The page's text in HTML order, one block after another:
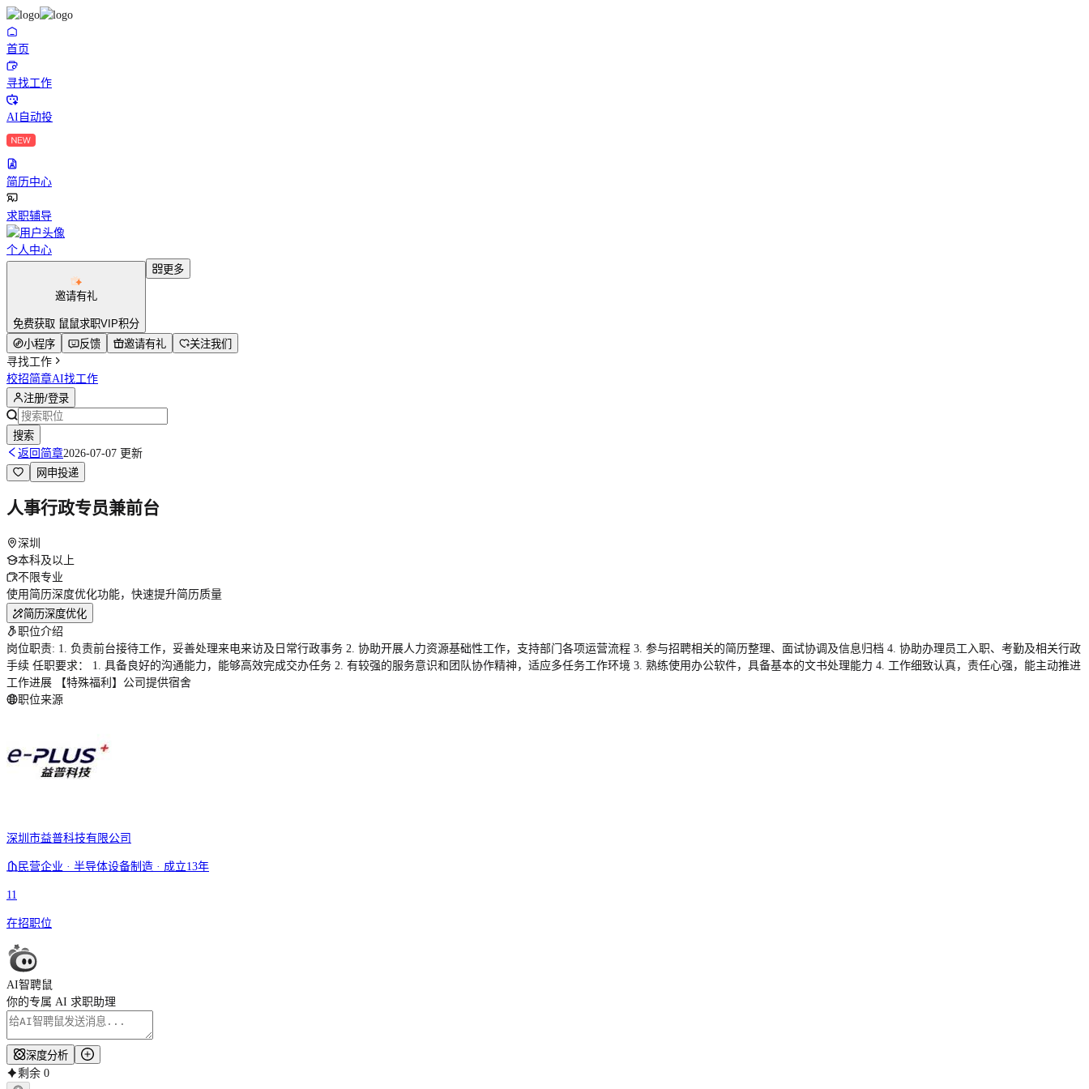
首页
寻找工作
AI自动投
简历中心
求职辅导
个人中心
邀请有礼
免费获取 鼠鼠求职VIP积分
更多
小程序 反馈 邀请有礼
关注我们
寻找工作
校招简章AI找工作
注册/登录
搜索
返回简章2026-07-07 更新
网申投递
人事行政专员兼前台
深圳
本科及以上
不限专业
使用简历深度优化功能，快速提升简历质量
简历深度优化
职位介绍
岗位职责: 1. 负责前台接待工作，妥善处理来电来访及日常行政事务 2. 协助开展人力资源基础性工作，支持部门各项运营流程 3. 参与招聘相关的简历整理、面试协调及信息归档 4. 协助办理员工入职、考勤及相关行政
手续 任职要求： 1. 具备良好的沟通能力，能够高效完成交办任务 2. 有较强的服务意识和团队协作精神，适应多任务工作环境 3. 熟练使用办公软件，具备基本的文书处理能力 4. 工作细致认真，责任心强，能主动推进
工作进展 【特殊福利】公司提供宿舍
职位来源
深圳市益普科技有限公司
民营企业 · 半导体设备制造 · 成立13年
11
在招职位
AI智聘鼠
你的专属 AI 求职助理
深度分析
剩余 0